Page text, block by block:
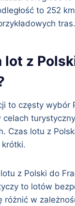
to 252
tras.
lot z
to częsty wybór
celach
Czas lotu z
z Polski do
to lotów
różnić w